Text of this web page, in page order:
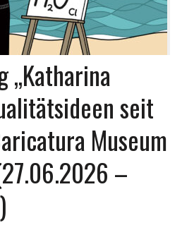
„Katharina
seit
Museum
–